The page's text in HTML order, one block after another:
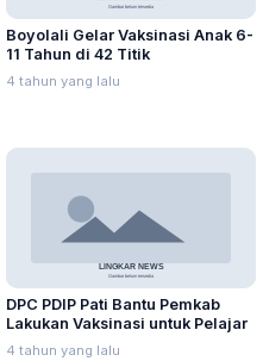
Boyolali Gelar Vaksinasi Anak 6-
11 Tahun di 42 Titik
4 tahun yang lalu
DPC PDIP Pati Bantu Pemkab
Lakukan Vaksinasi untuk Pelajar
4 tahun yang lalu